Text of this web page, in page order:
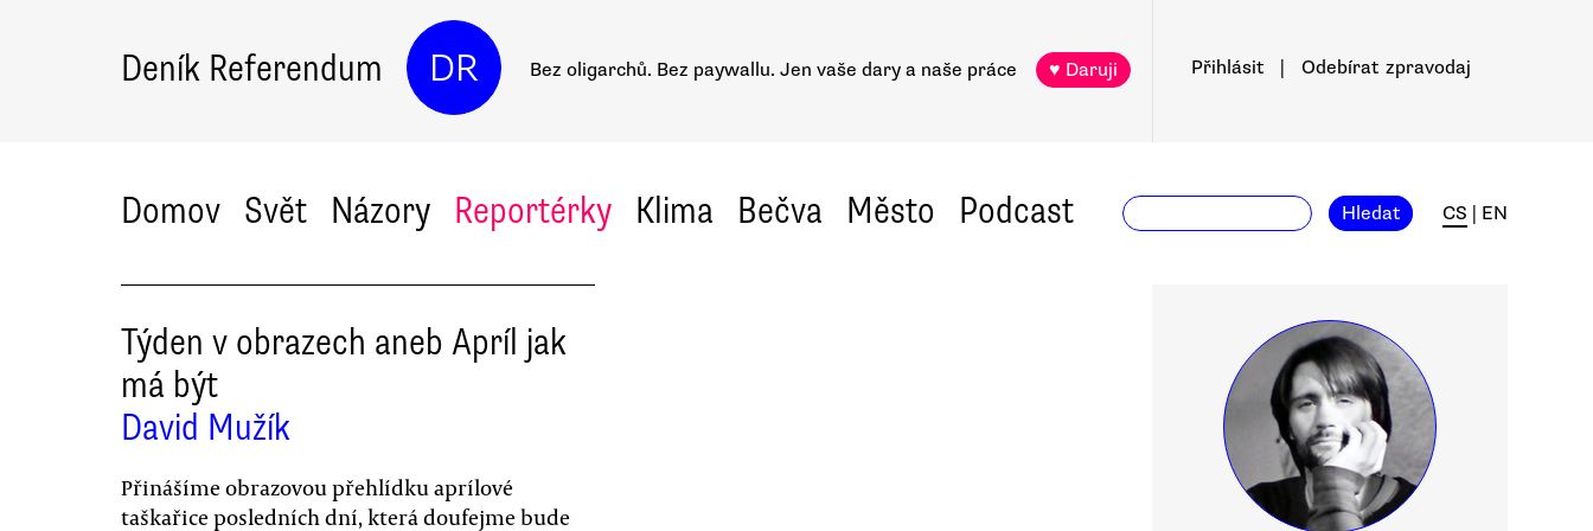
Deník Referendum DR Bez oligarchů. Bez paywallu. Jen vaše dary a naše práce ♥ Daruji Přihlásit Odebírat zpravodaj
Domov Svět Názory Reportérky Klima Bečva Město Podcast Hledat CS EN
Týden v obrazech aneb Apríl jak
má být
David Mužík
Přinášíme obrazovou přehlídku aprílové
taškařice posledních dní, která doufejme bude